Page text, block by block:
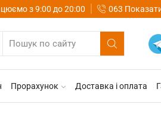
з 9:00 до 20:00 063
Прорахунок Доставка і оплата